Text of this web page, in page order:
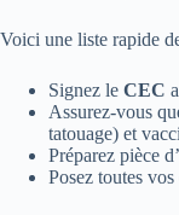
Voici une liste rapide
Signez le CEC
Assurez-vous
tatouage) et
Préparez pièce
Posez toutes